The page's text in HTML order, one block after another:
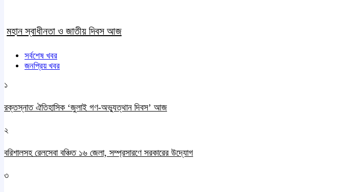
মহান স্বাধীনতা ও জাতীয় দিবস আজ
সর্বশেষ খবর
জনপ্রিয় খবর
১
রক্তস্নাত ঐতিহাসিক ‌‘জুলাই গণ-অভ্যুত্থান দিবস’ আজ
২
বরিশালসহ রেলসেবা বঞ্চিত ১৬ জেলা, সম্প্রসারণে সরকারের উদ্যোগ
৩